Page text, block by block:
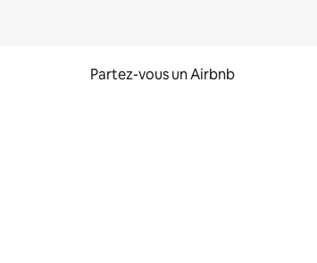
Partez-vous un Airbnb